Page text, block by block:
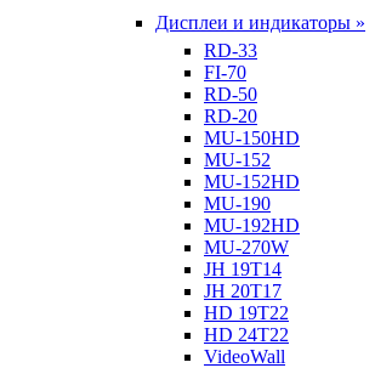
Дисплеи и индикаторы »
RD-33
FI-70
RD-50
RD-20
MU-150HD
MU-152
MU-152HD
MU-190
MU-192HD
MU-270W
JH 19T14
JH 20T17
HD 19T22
HD 24T22
VideoWall